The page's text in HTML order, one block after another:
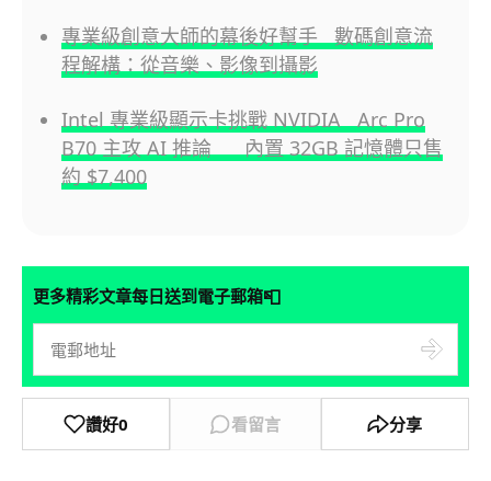
專業級創意大師的幕後好幫手 數碼創意流
程解構：從音樂、影像到攝影
Intel 專業級顯示卡挑戰 NVIDIA Arc Pro
B70 主攻 AI 推論 內置 32GB 記憶體只售
約 $7,400
更多精彩文章每日送到電子郵箱📮
讚好0 看留言 分享